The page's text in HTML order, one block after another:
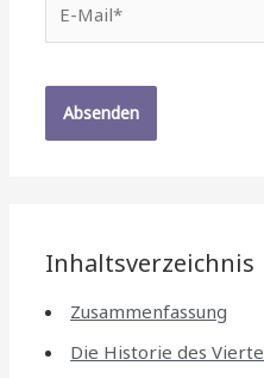
Mail*
Inhaltsverzeichnis
Zusammenfassung
Die Historie des